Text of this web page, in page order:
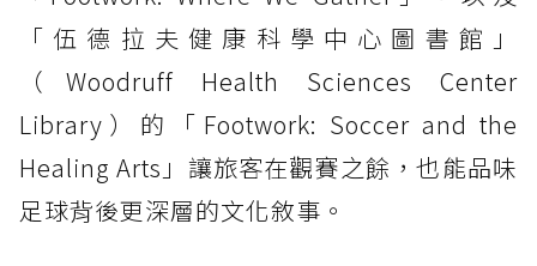
「伍德拉夫健康科學中心圖書館」
（Woodruff Health Sciences Center
Library）的「Footwork: Soccer and the
Healing Arts」讓旅客在觀賽之餘，也能品味
足球背後更深層的文化敘事。